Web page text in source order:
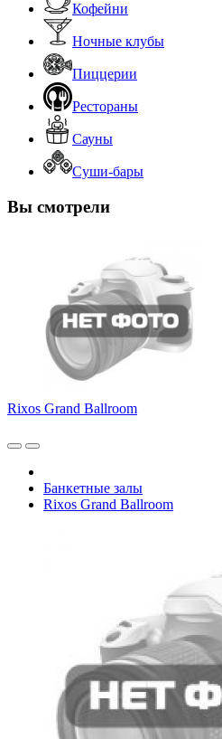
Кофейни
Ночные клубы
Пиццерии
Рестораны
Сауны
Суши-бары
Вы смотрели
Rixos Grand Ballroom
Банкетные залы
Rixos Grand Ballroom